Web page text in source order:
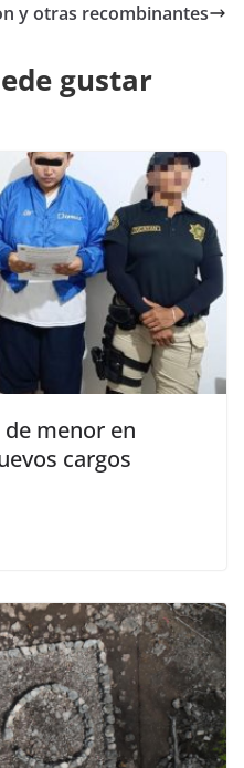
y otras recombinantes
gustar
menor en
cargos